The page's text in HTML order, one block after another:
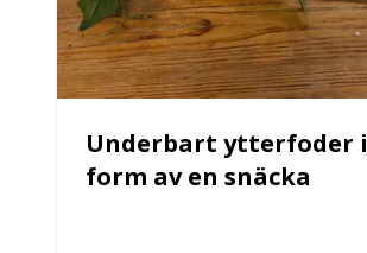
Underbart ytterfoder i
form av en snäcka